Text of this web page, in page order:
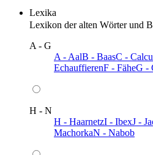
Lexika
Lexikon der alten Wörter und
A - G
A - AalB - BaasC -
EchauffierenF - FäheG -
H - N
H - HaarnetzI - IbexJ -
MachorkaN - Nabob